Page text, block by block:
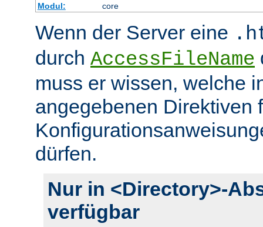
Modul:
core
Wenn der Server eine
durch AccessFileName
muss er wissen, welche
angegebenen Direktiven
dürfen.
Nur in <Directory>-
verfügbar